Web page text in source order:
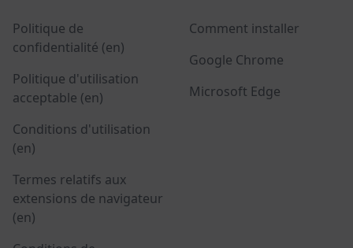
Politique de
confidentialité (en)
Politique d'utilisation
acceptable (en)
Conditions d'utilisation
(en)
Termes relatifs aux
extensions de navigateur
(en)
Comment installer
Google Chrome
Microsoft Edge